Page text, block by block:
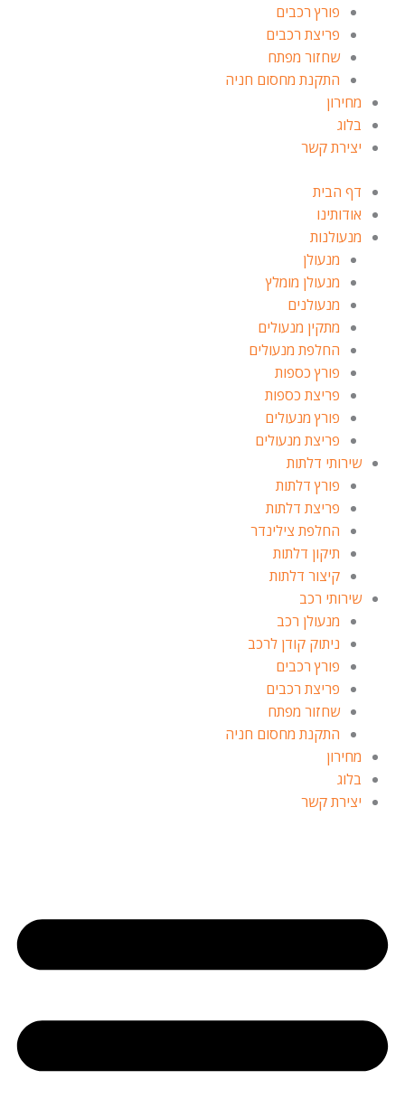
פורץ רכבים
פריצת רכבים
שחזור מפתח
התקנת מחסום חניה
מחירון
בלוג
יצירת קשר
דף הבית
אודותינו
מנעולנות
מנעולן
מנעולן מומלץ
מנעולנים
מתקין מנעולים
החלפת מנעולים
פורץ כספות
פריצת כספות
פורץ מנעולים
פריצת מנעולים
שירותי דלתות
פורץ דלתות
פריצת דלתות
החלפת צילינדר
תיקון דלתות
קיצור דלתות
שירותי רכב
מנעולן רכב
ניתוק קודן לרכב
פורץ רכבים
פריצת רכבים
שחזור מפתח
התקנת מחסום חניה
מחירון
בלוג
יצירת קשר